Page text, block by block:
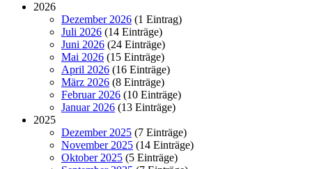
2026
Dezember 2026 (1 Eintrag)
Juli 2026 (14 Einträge)
Juni 2026 (24 Einträge)
Mai 2026 (15 Einträge)
April 2026 (16 Einträge)
März 2026 (8 Einträge)
Februar 2026 (10 Einträge)
Januar 2026 (13 Einträge)
2025
Dezember 2025 (7 Einträge)
November 2025 (14 Einträge)
Oktober 2025 (5 Einträge)